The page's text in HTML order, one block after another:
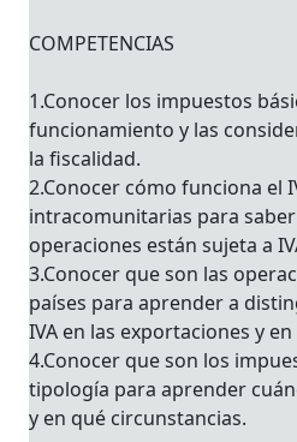
COMPETENCIAS
1.Conocer los impuestos
funcionamiento y las
la fiscalidad.
2.Conocer cómo funciona el
intracomunitarias para
operaciones están sujeta a
3.Conocer que son las
países para aprender a
IVA en las exportaciones y
4.Conocer que son los
tipología para aprender
y en qué circunstancias.